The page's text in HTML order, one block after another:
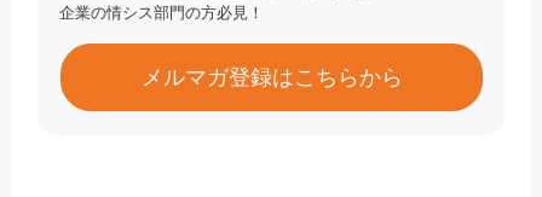
企業の情シス部門の方必見！
メルマガ登録はこちらから